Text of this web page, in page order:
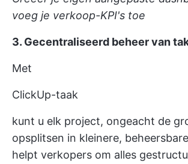
voeg je verkoop-KPI's toe
3. Gecentraliseerd beheer van
Met
ClickUp-taak
kunt u elk project, ongeacht de
opsplitsen in kleinere,
helpt verkopers om alles